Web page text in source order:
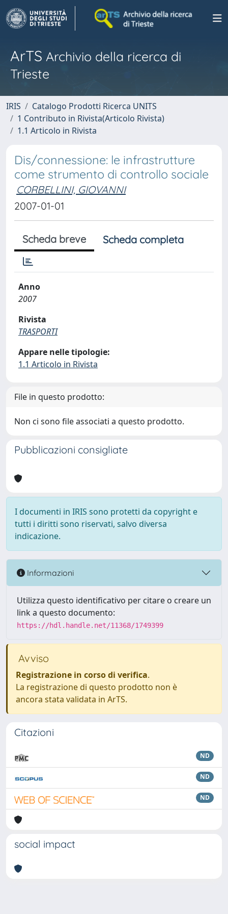
ArTS Archivio della ricerca di
Trieste
IRIS
Catalogo Prodotti Ricerca UNITS
1 Contributo in Rivista(Articolo Rivista)
1.1 Articolo in Rivista
Dis/connessione: le infrastrutture
come strumento di controllo sociale
CORBELLINI, GIOVANNI
2007-01-01
Scheda breve Scheda completa
Anno
2007
Rivista
TRASPORTI
Appare nelle tipologie:
1.1 Articolo in Rivista
File in questo prodotto:
Non ci sono file associati a questo prodotto.
Pubblicazioni consigliate
I documenti in IRIS sono protetti da copyright e
tutti i diritti sono riservati, salvo diversa
indicazione.
Informazioni
Utilizza questo identificativo per citare o creare un
link a questo documento:
https://hdl.handle.net/11368/1749399
Avviso
Registrazione in corso di verifica.
La registrazione di questo prodotto non è
ancora stata validata in ArTS.
Citazioni
ND
ND
ND
social impact